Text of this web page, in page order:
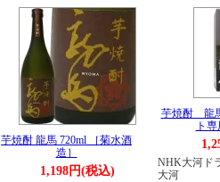
芋焼酎 龍馬 720ml ［菊水酒
造］
1,198円(税込)
芋焼酎 龍
ト
NHK大河ド
大河